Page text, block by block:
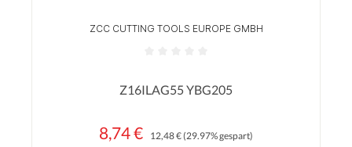
ZCC CUTTING TOOLS EUROPE GMBH
Z16ILAG55 YBG205
Verkaufspreis:
8,74 € 12,48 €(29.97% gespart)